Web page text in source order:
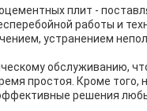
плит -
работы и
устранением
обслуживанию,
простоя. Кроме того,
решения